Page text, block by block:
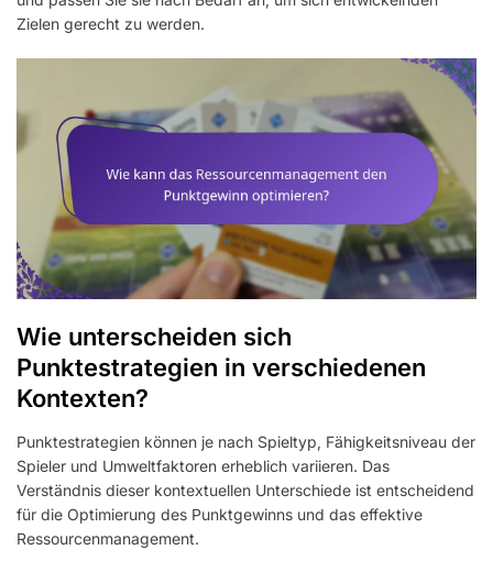
Zielen gerecht zu werden.
Wie unterscheiden sich
Punktestrategien in verschiedenen
Kontexten?
Punktestrategien können je nach Spieltyp, Fähigkeitsniveau der
Spieler und Umweltfaktoren erheblich variieren. Das
Verständnis dieser kontextuellen Unterschiede ist entscheidend
für die Optimierung des Punktgewinns und das effektive
Ressourcenmanagement.